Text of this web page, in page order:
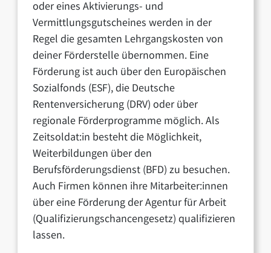
oder eines Aktivierungs- und
Vermittlungsgutscheines werden in der
Regel die gesamten Lehrgangskosten von
deiner Förderstelle übernommen. Eine
Förderung ist auch über den Europäischen
Sozialfonds (ESF), die Deutsche
Rentenversicherung (DRV) oder über
regionale Förderprogramme möglich. Als
Zeitsoldat:in besteht die Möglichkeit,
Weiterbildungen über den
Berufsförderungsdienst (BFD) zu besuchen.
Auch Firmen können ihre Mitarbeiter:innen
über eine Förderung der Agentur für Arbeit
(Qualifizierungschancengesetz) qualifizieren
lassen.